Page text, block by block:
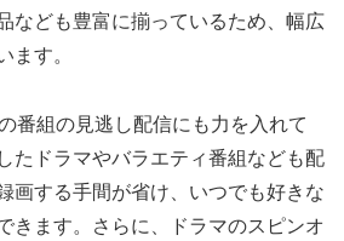
なども豊富に揃っているため、幅広
ます。
番組の見逃し配信にも力を入れて
たドラマやバラエティ番組なども配
画する手間が省け、いつでも好きな
きます。さらに、ドラマのスピンオ